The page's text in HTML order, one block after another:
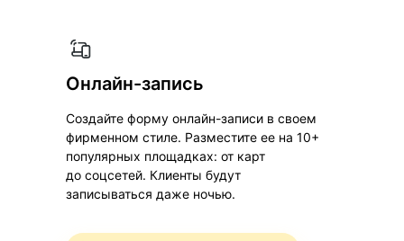
Онлайн-запись
Создайте форму онлайн-записи в своем
фирменном стиле. Разместите ее на 10+
популярных площадках: от карт
до соцсетей. Клиенты будут
записываться даже ночью.